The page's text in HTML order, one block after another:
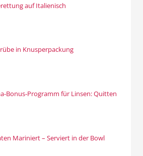
auf Italienisch
in Knusperpackung
Bonus-Programm für Linsen: Quitten
Mariniert – Serviert in der Bowl